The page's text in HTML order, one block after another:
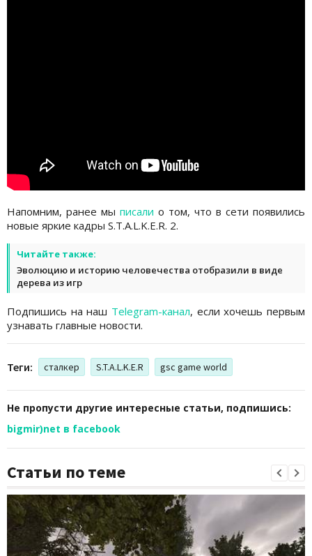
Напомним, ранее мы писали о том, что в сети появились
новые яркие кадры S.T.A.L.K.E.R. 2.
Читайте также:
Эволюцию и историю человечества отобразили в виде
дерева из игр
Подпишись на наш Telegram-канал, если хочешь первым
узнавать главные новости.
Теги: сталкер S.T.A.L.K.E.R gsc game world
Не пропусти другие интересные статьи, подпишись:
bigmir)net в facebook
Статьи по теме